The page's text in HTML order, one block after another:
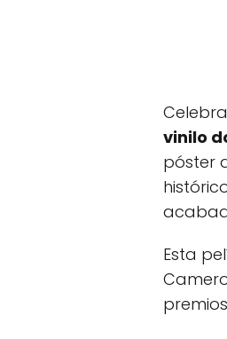
vinilo
póster
Esta